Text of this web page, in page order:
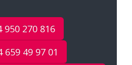
950 270 816
659 49 97 01